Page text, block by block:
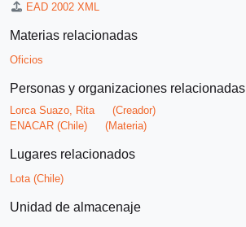
EAD 2002 XML
Materias relacionadas
Oficios
Personas y organizaciones relacionadas
Lorca Suazo, Rita
(Creador)
ENACAR (Chile)
(Materia)
Lugares relacionados
Lota (Chile)
Unidad de almacenaje